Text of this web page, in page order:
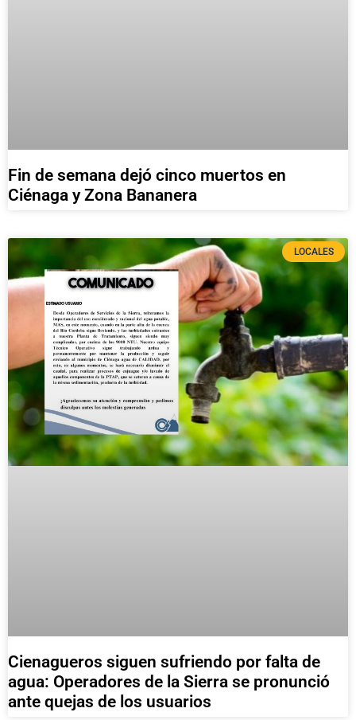
Fin de semana dejó cinco muertos en
Ciénaga y Zona Bananera
LOCALES
Cienagueros siguen sufriendo por falta de
agua: Operadores de la Sierra se pronunció
ante quejas de los usuarios